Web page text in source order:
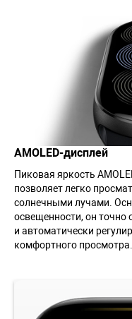
AMOLED-дисплей
Пиковая яркость
позволяет легко
солнечными лучами.
освещенности, он
и автоматически
комфортного просмотра.